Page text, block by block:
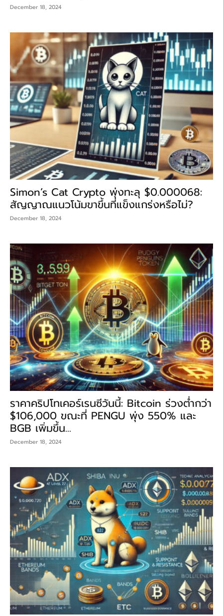
December 18, 2024
Simon’s Cat Crypto พุ่งทะลุ $0.000068:
สัญญาณแนวโน้มขาขึ้นที่แข็งแกร่งหรือไม่?
December 18, 2024
ราคาคริปโทเคอร์เรนซีวันนี้: Bitcoin ร่วงต่ำกว่า
$106,000 ขณะที่ PENGU พุ่ง 550% และ
BGB เพิ่มขึ้น...
December 18, 2024